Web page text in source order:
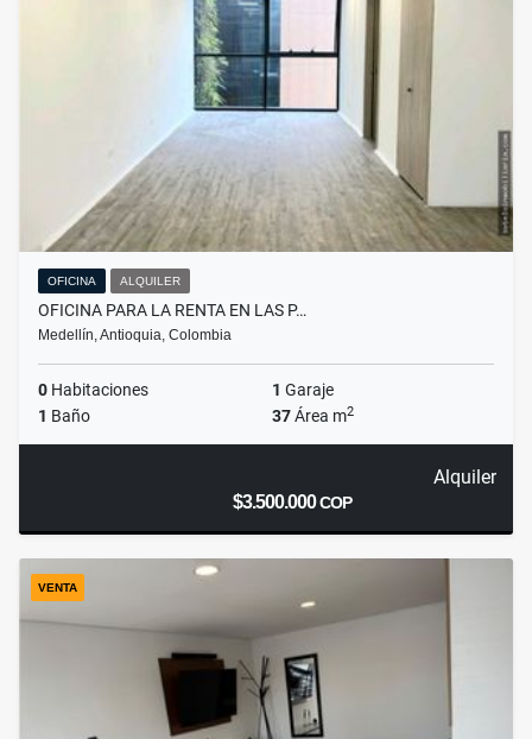
OFICINA ALQUILER
OFICINA PARA LA RENTA EN LAS P…
Medellín, Antioquia, Colombia
0 Habitaciones 1 Garaje
1 Baño 37Área m2
Alquiler
$3.500.000COP
VENTA